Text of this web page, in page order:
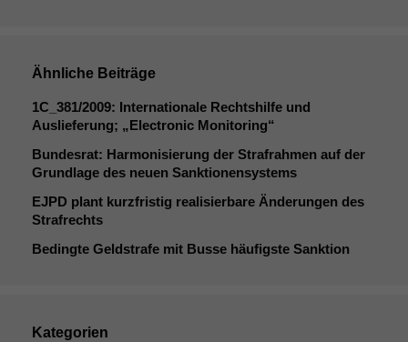
Ähnliche Beiträge
1C_381/2009: Internationale Rechtshilfe und
Auslieferung; „Electronic Monitoring“
Bundesrat: Harmonisierung der Strafrahmen auf der
Grundlage des neuen Sanktionensystems
EJPD plant kurzfristig realisierbare Änderungen des
Strafrechts
Bedingte Geldstrafe mit Busse häufigste Sanktion
Kategorien